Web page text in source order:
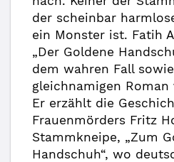
der scheinbar
ein Monster ist. Fatih
„Der Goldene
dem wahren Fall
gleichnamigen
Er erzählt die
Frauenmörders Fritz
Stammkneipe, „Zum
Handschuh“, wo